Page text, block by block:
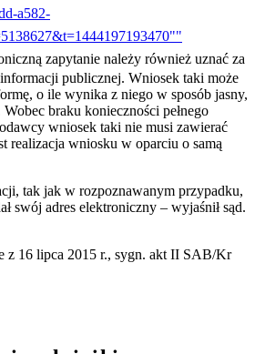
a582-
zapytanie należy również uznać za
publicznej. Wniosek taki może
o ile wynika z niego w sposób jasny,
braku konieczności pełnego
wniosek taki nie musi zawierać
realizacja wniosku w oparciu o samą
tak jak w rozpoznawanym przypadku,
swój adres elektroniczny – wyjaśnił sąd.
16 lipca 2015 r., sygn. akt II SAB/Kr